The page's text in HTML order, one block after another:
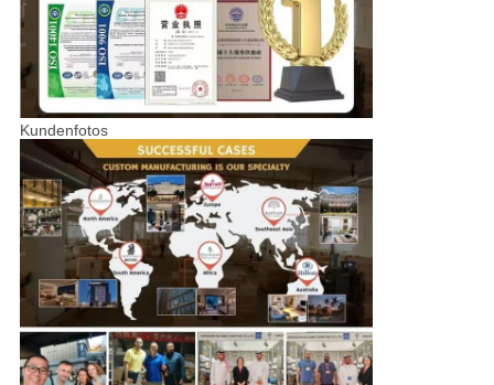
Kundenfotos